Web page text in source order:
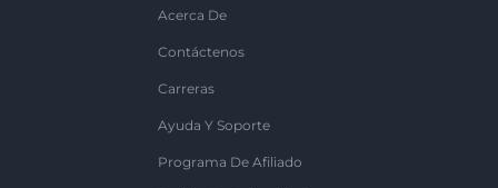
Acerca De
Contáctenos
Carreras
Ayuda Y Soporte
Programa De Afiliado